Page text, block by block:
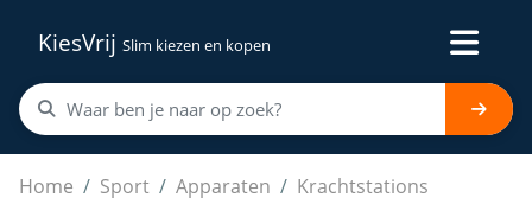
KiesVrij Slim kiezen en kopen
Home Sport Apparaten Krachtstations
Pilates Board Set - Multifunctionele Opvouwbare Ab